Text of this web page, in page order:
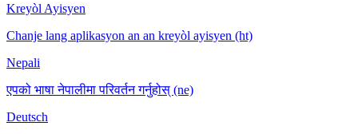
Kreyòl Ayisyen
Chanje lang aplikasyon an an kreyòl ayisyen (ht)
Nepali
एपको भाषा नेपालीमा परिवर्तन गर्नुहोस् (ne)
Deutsch